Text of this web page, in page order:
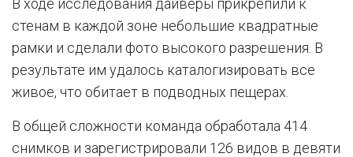
В ходе исследования дайверы прикрепили к
стенам в каждой зоне небольшие квадратные
рамки и сделали фото высокого разрешения. В
результате им удалось каталогизировать все
живое, что обитает в подводных пещерах.
В общей сложности команда обработала 414
снимков и зарегистрировали 126 видов в девяти